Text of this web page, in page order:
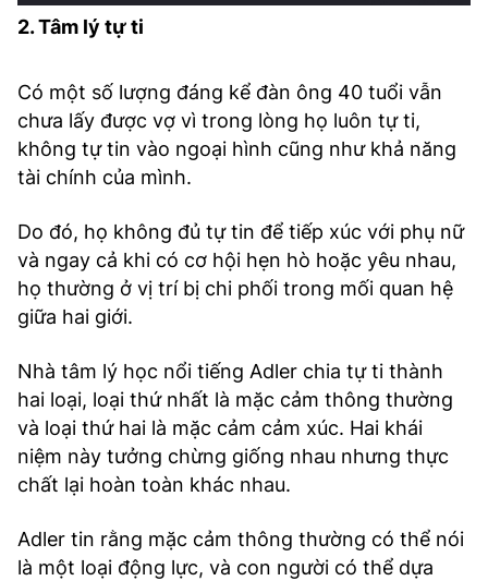
2. Tâm lý tự ti
Có một số lượng đáng kể đàn ông 40 tuổi vẫn
chưa lấy được vợ vì trong lòng họ luôn tự ti,
không tự tin vào ngoại hình cũng như khả năng
tài chính của mình.
Do đó, họ không đủ tự tin để tiếp xúc với phụ nữ
và ngay cả khi có cơ hội hẹn hò hoặc yêu nhau,
họ thường ở vị trí bị chi phối trong mối quan hệ
giữa hai giới.
Nhà tâm lý học nổi tiếng Adler chia tự ti thành
hai loại, loại thứ nhất là mặc cảm thông thường
và loại thứ hai là mặc cảm cảm xúc. Hai khái
niệm này tưởng chừng giống nhau nhưng thực
chất lại hoàn toàn khác nhau.
Adler tin rằng mặc cảm thông thường có thể nói
là một loại động lực, và con người có thể dựa